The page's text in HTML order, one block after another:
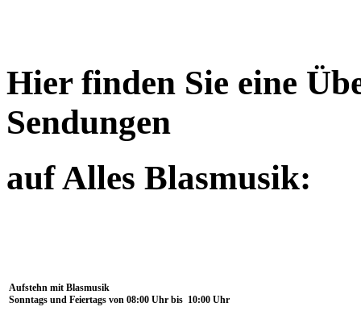
Hier finden Sie eine
Sendungen
auf Alles Blasmusik:
Aufstehn mit Blasmusik
Sonntags und Feiertags von 08:00 Uhr bis 10:00 Uhr